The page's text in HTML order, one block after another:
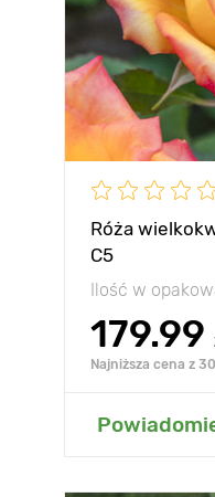
Róża
C5
Ilość w
179.99
Najniższa cena z